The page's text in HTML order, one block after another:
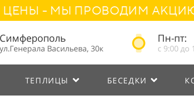
- МЫ ПРОВОДИМ АКЦИЮ
Симферополь
ул.Генерала Васильева, 30к
Пн-пт:
с 9:00 до
ТЕПЛИЦЫ БЕСЕДКИ